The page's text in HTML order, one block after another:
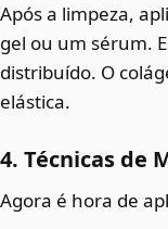
Após a limpeza,
gel ou um sérum.
distribuído. O
elástica.
4. Técnicas de
Agora é hora de